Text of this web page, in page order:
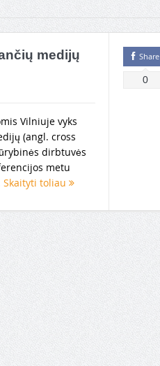
medijų
Vilniuje vyks
(angl. cross
dirbtuvės
metu
Skaityti toliau
Share
0